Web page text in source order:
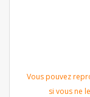
Vous pouvez
si vous ne